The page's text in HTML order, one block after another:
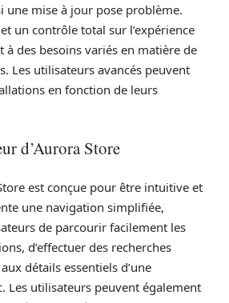
une mise à jour pose problème.
un contrôle total sur l’expérience
à des besoins variés en matière de
Les utilisateurs avancés peuvent
en fonction de leurs
d’Aurora Store
est conçue pour être intuitive et
une navigation simplifiée,
de parcourir facilement les
d’effectuer des recherches
détails essentiels d’une
Les utilisateurs peuvent également